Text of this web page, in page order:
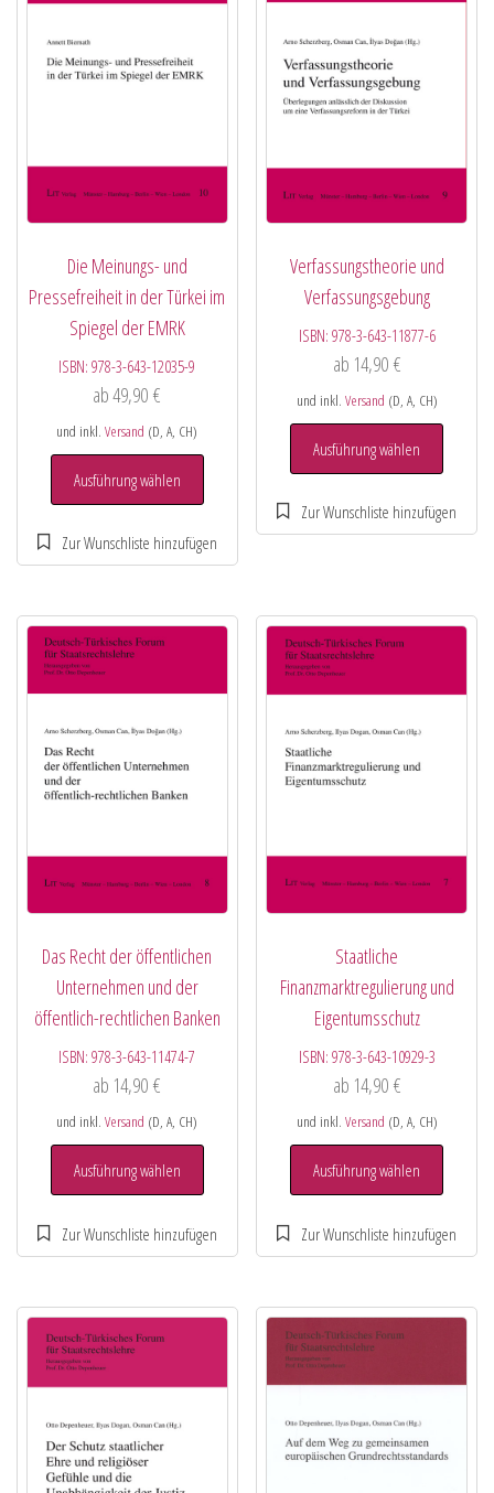
Die Meinungs- und
Pressefreiheit in der Türkei im
Spiegel der EMRK
ISBN:978-3-643-12035-9
ab49,90€
und inkl.Versand (D, A, CH)
Ausführung wählen
Verfassungstheorie und
Verfassungsgebung
ISBN: 978-3-643-11877-6
ab 14,90 €
und inkl. Versand (D, A, CH)
Ausführung wählen
Das Recht der öffentlichen
Unternehmen und der
öffentlich-rechtlichen Banken
ISBN:978-3-643-11474-7
ab 14,90€
und inkl.Versand (D, A, CH)
Ausführung wählen
Staatliche
Finanzmarktregulierung und
Eigentumsschutz
ISBN: 978-3-643-10929-3
ab 14,90 €
und inkl. Versand (D, A, CH)
Ausführung wählen